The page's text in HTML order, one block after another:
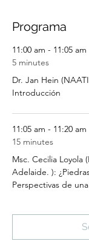
Programa
11:00 am - 11:05 am
5 minutes
Dr. Jan Hein
Introducción
11:05 am - 11:20 am
15 minutes
Msc. Cecilia Loyola
Adelaide. ):
Perspectivas de